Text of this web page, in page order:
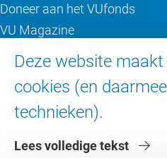
Deze website
cookies (en
technieken).
Lees volledige tekst
Doneer aan het VUfonds
VU Magazine
Over de VU
Contact en route